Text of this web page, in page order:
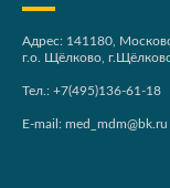
Адрес: 141180,
г.о. Щёлково,
Тел.: +7(495)136-61-18
E-mail: med_mdm@bk.ru